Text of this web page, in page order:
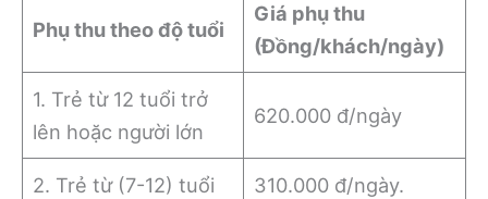
Phụ thu theo độ tuổi
Giá phụ thu
(Đồng/khách/ngày)
1. Trẻ từ 12 tuổi trở
lên hoặc người lớn
620.000 đ/ngày
2. Trẻ từ (7-12) tuổi 310.000 đ/ngày.